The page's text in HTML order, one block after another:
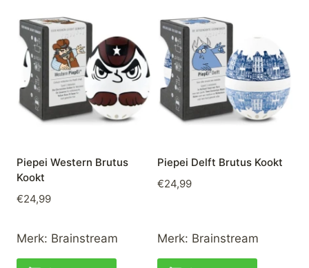
Piepei Western Brutus
Kookt
€24,99
Merk: Brainstream
Piepei Delft Brutus Kookt
€24,99
Merk: Brainstream